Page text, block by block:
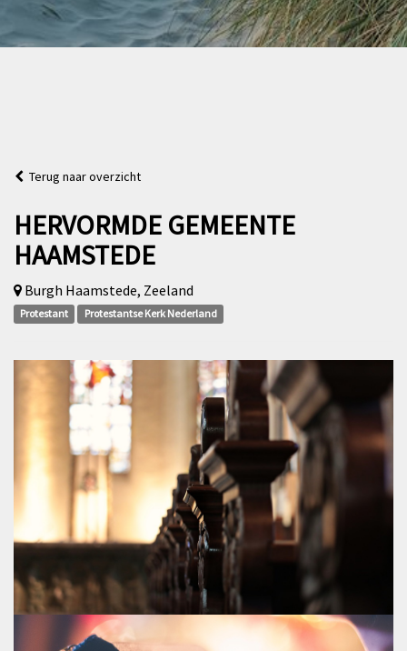
Terug naar overzicht
HERVORMDE GEMEENTE
HAAMSTEDE
Burgh Haamstede, Zeeland
Protestant Protestantse Kerk Nederland